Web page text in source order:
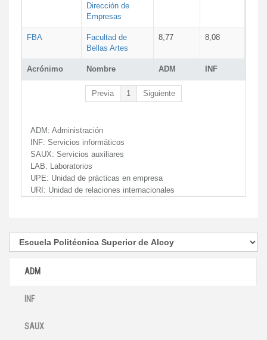
Acrónimo Nombre ADM INF
Dirección de
Empresas
FBA
Facultad de
Bellas Artes
8,77 8,08
Previa 1 Siguiente
ADM: Administración
INF: Servicios informáticos
SAUX: Servicios auxiliares
LAB: Laboratorios
UPE: Unidad de prácticas en empresa
URI: Unidad de relaciones internacionales
ADM
INF
SAUX